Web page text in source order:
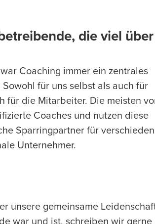
die viel über
Coaching immer ein zentrales
für uns selbst als auch für
für die Mitarbeiter. Die meisten
Coaches und nutzen diese
Sparringpartner für
Unternehmer.
unsere gemeinsame
war und ist, schreiben wir gerne